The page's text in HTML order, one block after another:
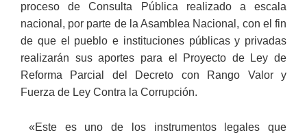
proceso de Consulta Pública realizado a escala
nacional, por parte de la Asamblea Nacional, con el fin
de que el pueblo e instituciones públicas y privadas
realizarán sus aportes para el Proyecto de Ley de
Reforma Parcial del Decreto con Rango Valor y
Fuerza de Ley Contra la Corrupción.
«Este es uno de los instrumentos legales que